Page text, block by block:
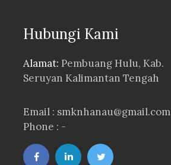
Hubungi Kami
Alamat: Pembuang Hulu, Kab.
Seruyan Kalimantan Tengah
Email : smknhanau@gmail.com
Phone : -